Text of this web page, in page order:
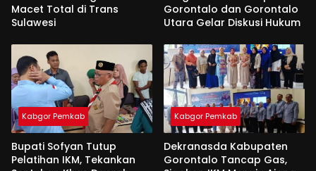
Macet Total di Trans
Sulawesi
Gorontalo dan Gorontalo
Utara Gelar Diskusi Hukum
Kabgor Pemkab
Bupati Sofyan Tutup
Pelatihan IKM, Tekankan
Kabgor Pemkab
Dekranasda Kabupaten
Gorontalo Tancap Gas,